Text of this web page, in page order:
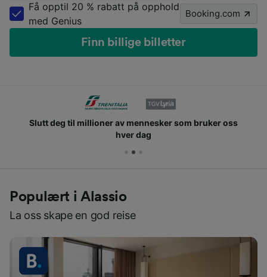
Få opptil 20 % rabatt på opphold
med Genius
Booking.com
Finn billige billetter
Slutt deg til millioner av mennesker som bruker oss
hver dag
Populært i Alassio
La oss skape en god reise